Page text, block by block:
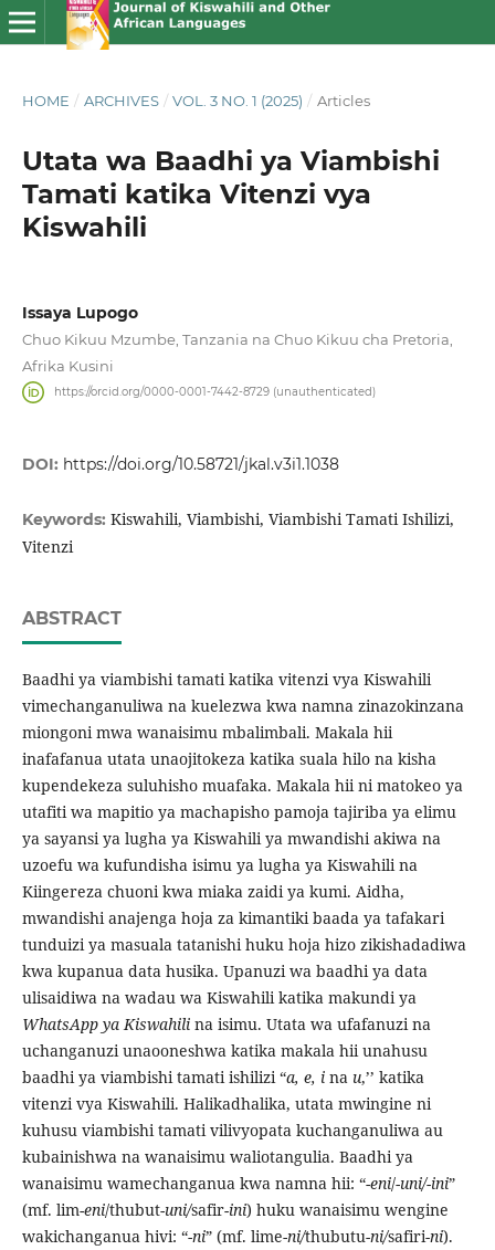
HOME / ARCHIVES / VOL. 3 NO. 1 (2025) / Articles
Utata wa Baadhi ya Viambishi
Tamati katika Vitenzi vya
Kiswahili
Issaya Lupogo
Chuo Kikuu Mzumbe, Tanzania na Chuo Kikuu cha Pretoria,
Afrika Kusini
https://orcid.org/0000-0001-7442-8729 (unauthenticated)
DOI: https://doi.org/10.58721/jkal.v3i1.1038
Keywords: Kiswahili, Viambishi, Viambishi Tamati Ishilizi,
Vitenzi
ABSTRACT
Baadhi ya viambishi tamati katika vitenzi vya Kiswahili
vimechanganuliwa na kuelezwa kwa namna zinazokinzana
miongoni mwa wanaisimu mbalimbali. Makala hii
inafafanua utata unaojitokeza katika suala hilo na kisha
kupendekeza suluhisho muafaka. Makala hii ni matokeo ya
utafiti wa mapitio ya machapisho pamoja tajiriba ya elimu
ya sayansi ya lugha ya Kiswahili ya mwandishi akiwa na
uzoefu wa kufundisha isimu ya lugha ya Kiswahili na
Kiingereza chuoni kwa miaka zaidi ya kumi. Aidha,
mwandishi anajenga hoja za kimantiki baada ya tafakari
tunduizi ya masuala tatanishi huku hoja hizo zikishadadiwa
kwa kupanua data husika. Upanuzi wa baadhi ya data
ulisaidiwa na wadau wa Kiswahili katika makundi ya
WhatsApp ya Kiswahili na isimu. Utata wa ufafanuzi na
uchanganuzi unaooneshwa katika makala hii unahusu
baadhi ya viambishi tamati ishilizi “a, e, i na u,’’ katika
vitenzi vya Kiswahili. Halikadhalika, utata mwingine ni
kuhusu viambishi tamati vilivyopata kuchanganuliwa au
kubainishwa na wanaisimu waliotangulia. Baadhi ya
wanaisimu wamechanganua kwa namna hii: “-eni/-uni/-ini”
(mf. lim-eni/thubut-uni/safir-ini) huku wanaisimu wengine
wakichanganua hivi: “-ni” (mf. lime-ni/thubutu-ni/safiri-ni).